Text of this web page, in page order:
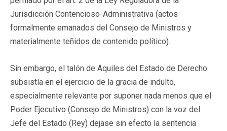
Jurisdicción Contencioso-Administrativa (actos
formalmente emanados del Consejo de Ministros y
materialmente teñidos de contenido político).
Sin embargo, el talón de Aquiles del Estado de Derecho
subsistía en el ejercicio de la gracia de indulto,
especialmente relevante por suponer nada menos que el
Poder Ejecutivo (Consejo de Ministros) con la voz del
Jefe del Estado (Rey) dejase sin efecto la sentencia